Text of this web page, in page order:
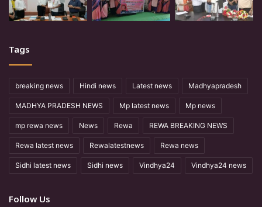
Tags
breaking news Hindi news Latest news Madhyapradesh
MADHYA PRADESH NEWS Mp latest news Mp news
mp rewa news News Rewa REWA BREAKING NEWS
Rewa latest news Rewalatestnews Rewa news
Sidhi latest news Sidhi news Vindhya24 Vindhya24 news
Follow Us